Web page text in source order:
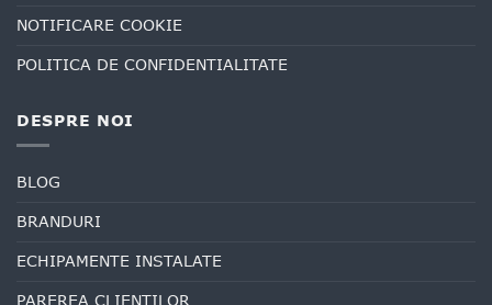
NOTIFICARE COOKIE
POLITICA DE CONFIDENTIALITATE
DESPRE NOI
BLOG
BRANDURI
ECHIPAMENTE INSTALATE
PAREREA CLIENTILOR